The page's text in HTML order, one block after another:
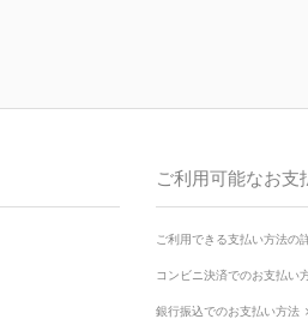
ご利用可能なお支
ご利用できる支払い方法の
コンビニ決済でのお支払い
銀行振込でのお支払い方法